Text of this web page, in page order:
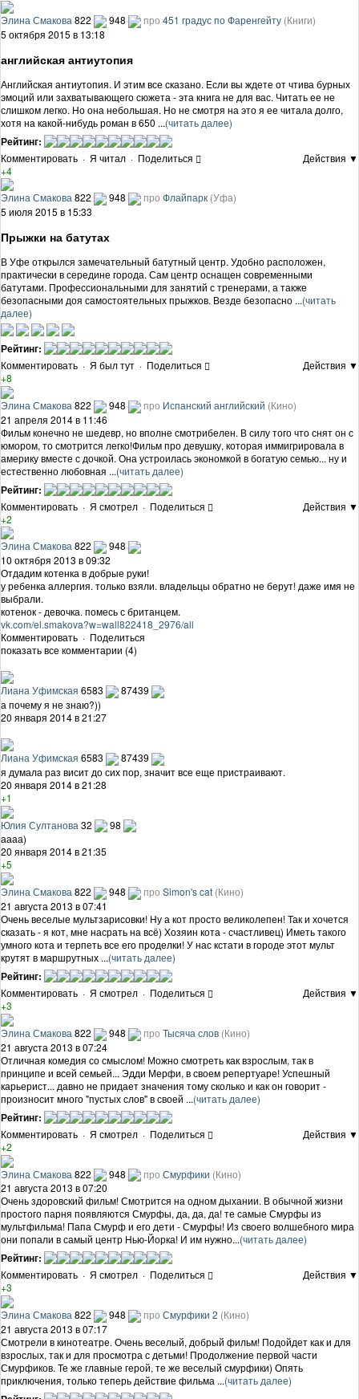
Элина Смакова 822 948 про 451 градус по Фаренгейту (Книги)
5 октября 2015 в 13:18
английская антиутопия
Английская антиутопия. И этим все сказано. Если вы ждете от чтива бурных
эмоций или захватывающего сюжета - эта книга не для вас. Читать ее не
слишком легко. Но она небольшая. Но не смотря на это я ее читала долго,
хотя на какой-нибудь роман в 650 ...(читать далее)
Рейтинг:
Комментировать · Я читал · Поделиться
Действия ▼
+4
Элина Смакова 822 948 про Флайпарк (Уфа)
5 июля 2015 в 15:33
Прыжки на батутах
В Уфе открылся замечательный батутный центр. Удобно расположен,
практически в середине города. Сам центр оснащен современными
батутами. Профессиональными для занятий с тренерами, а также
безопасными доя самостоятельных прыжков. Везде безопасно ...(читать
далее)
Рейтинг:
Комментировать · Я был тут · Поделиться
Действия ▼
+8
Элина Смакова 822 948 про Испанский английский (Кино)
21 апреля 2014 в 11:46
Фильм конечно не шедевр, но вполне смотрибелен. В силу того что снят он с
юмором, то смотрится легко!Фильм про девушку, которая иммигрировала в
америку вместе с дочкой. Она устроилась экономкой в богатую семью... ну и
естественно любовная ...(читать далее)
Рейтинг:
Комментировать · Я смотрел · Поделиться
Действия ▼
+2
Элина Смакова822
948
10 октября 2013 в 09:32
Отдадим котенка в добрые руки!
у ребенка аллергия. только взяли. владельцы обратно не берут! даже имя не
выбрали.
котенок - девочка. помесь с британцем.
vk.com/el.smakova?w=wall822418_2976/all
Комментировать · Поделиться
показать все комментарии (4)
Лиана Уфимская 6583
87439
а почему я не знаю?))
20 января 2014 в 21:27
Лиана Уфимская 6583
87439
я думала раз висит до сих пор, значит все еще пристраивают.
20 января 2014 в 21:28
+1
Юлия Султанова 32
98
аааа)
20 января 2014 в 21:35
+5
Элина Смакова 822 948 про Simon's cat (Кино)
21 августа 2013 в 07:41
Очень веселые мультзарисовки! Ну а кот просто великолепен! Так и хочется
сказать - я кот, мне насрать на всё) Хозяин кота - счастливец) Иметь такого
умного кота и терпеть все его проделки! У нас кстати в городе этот мульт
крутят в маршрутных ...(читать далее)
Рейтинг:
Комментировать · Я смотрел · Поделиться
Действия ▼
+3
Элина Смакова 822 948 про Тысяча слов (Кино)
21 августа 2013 в 07:24
Отличная комедия со смыслом! Можно смотреть как взрослым, так в
принципе и всей семьей... Эдди Мерфи, в своем репертуаре! Успешный
карьерист... давно не придает значения тому сколько и как он говорит -
произносит много "пустых слов" в своей ...(читать далее)
Рейтинг:
Комментировать · Я смотрел · Поделиться
Действия ▼
+2
Элина Смакова 822 948 про Смурфики (Кино)
21 августа 2013 в 07:20
Очень здоровский фильм! Смотрится на одном дыхании. В обычной жизни
простого парня появляются Смурфы, да, да, да! те самые Смурфы из
мультфильма! Папа Смурф и его дети - Смурфы! Из своего волшебного мира
они попали в самый центр Нью-Йорка! И им нужно...(читать далее)
Рейтинг:
Комментировать · Я смотрел · Поделиться
Действия ▼
+3
Элина Смакова 822 948 про Смурфики 2 (Кино)
21 августа 2013 в 07:17
Смотрели в кинотеатре. Очень веселый, добрый фильм! Подойдет как и для
взрослых, так и для просмотра с детьми! Продолжение первой части
Смурфиков. Те же главные герой, те же веселый смурфики) Опять
приключения, только теперь действие фильма ...(читать далее)